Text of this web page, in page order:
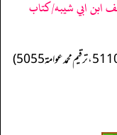
ابن ابي شيبه/كتاب